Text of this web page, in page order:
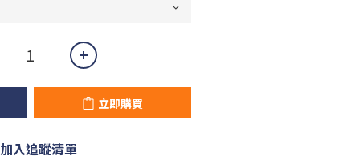
立即購買
加入追蹤清單